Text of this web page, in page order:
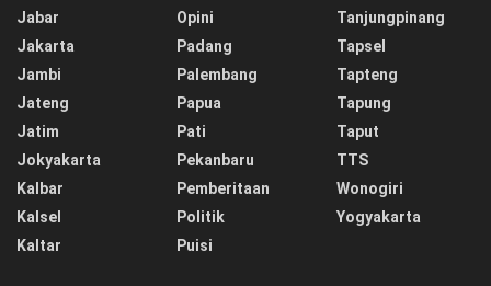
Jabar
Jakarta
Jambi
Jateng
Jatim
Jokyakarta
Kalbar
Kalsel
Kaltar
Opini
Padang
Palembang
Papua
Pati
Pekanbaru
Pemberitaan
Politik
Puisi
Tanjungpinang
Tapsel
Tapteng
Tapung
Taput
TTS
Wonogiri
Yogyakarta